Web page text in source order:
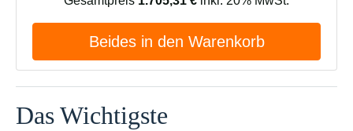
Beides in den Warenkorb
Das Wichtigste